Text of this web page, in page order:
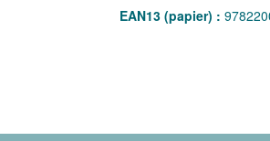
EAN13 (papier) :